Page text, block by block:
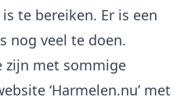
te bereiken. Er is een
nog veel te doen.
zijn met sommige
‘Harmelen.nu’ met